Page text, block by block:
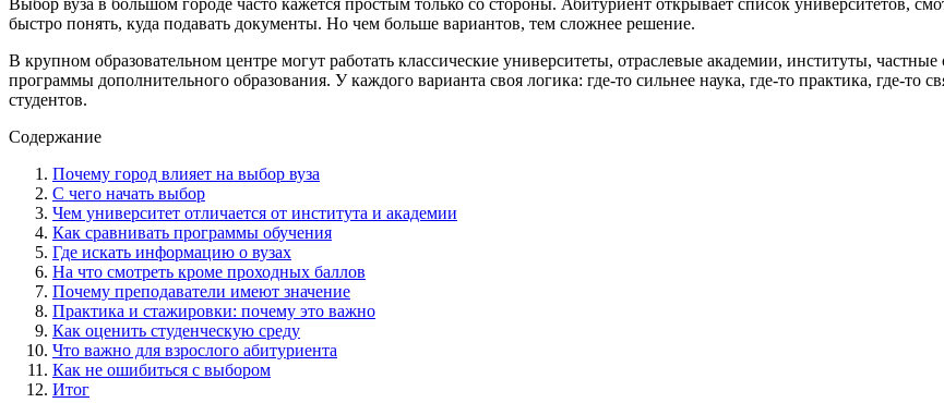
быстро понять, куда подавать документы. Но чем больше вариантов, тем сложнее решение.
В крупном образовательном центре могут работать классические университеты, отраслевые академии, институты,
программы дополнительного образования. У каждого варианта своя логика: где-то сильнее наука, где-то практика, где-то
студентов.
Содержание
Почему город влияет на выбор вуза
С чего начать выбор
Чем университет отличается от института и академии
Как сравнивать программы обучения
Где искать информацию о вузах
На что смотреть кроме проходных баллов
Почему преподаватели имеют значение
Практика и стажировки: почему это важно
Как оценить студенческую среду
Что важно для взрослого абитуриента
Как не ошибиться с выбором
Итог